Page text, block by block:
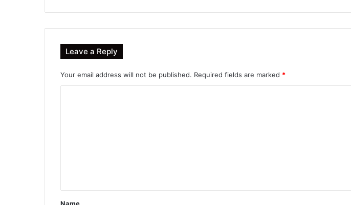
Leave a Reply
Your email address will not be published. Required fields are marked *
*